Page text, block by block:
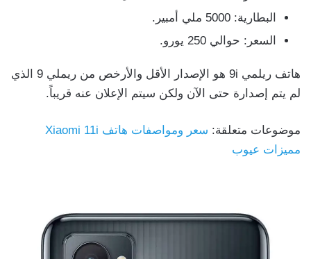
البطارية: 5000 ملي أمبير.
السعر: حوالي 250 يورو.
هاتف ريلمي 9i هو الإصدار الأقل والأرخص من ريملي 9 الذي
لم يتم إصدارة حتى الآن ولكن سيتم الإعلان عنه قريباً.
موضوعات متعلقة:
سعر ومواصفات هاتف Xiaomi 11i
مميزات عيوب